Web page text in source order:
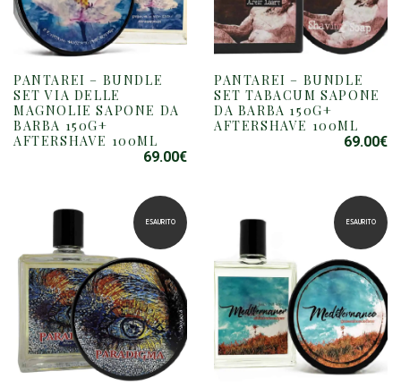
PANTAREI – BUNDLE
SET VIA DELLE
MAGNOLIE SAPONE DA
BARBA 150G+
AFTERSHAVE 100ML
69.00€
PANTAREI – BUNDLE
SET TABACUM SAPONE
DA BARBA 150G+
AFTERSHAVE 100ML
69.00€
ESAURITO ESAURITO